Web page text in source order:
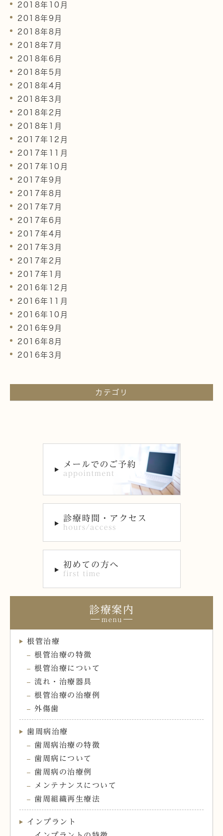
2018年10月
2018年9月
2018年8月
2018年7月
2018年6月
2018年5月
2018年4月
2018年3月
2018年2月
2018年1月
2017年12月
2017年11月
2017年10月
2017年9月
2017年8月
2017年7月
2017年6月
2017年4月
2017年3月
2017年2月
2017年1月
2016年12月
2016年11月
2016年10月
2016年9月
2016年8月
2016年3月
カテゴリ
診療案内
根管治療
根管治療の特徴
根管治療について
流れ・治療器具
根管治療の治療例
外傷歯
歯周病治療
歯周病治療の特徴
歯周病について
歯周病の治療例
メンテナンスについて
歯周組織再生療法
インプラント